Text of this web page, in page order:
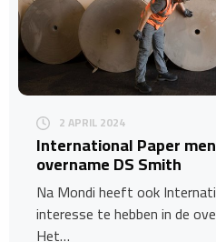
2 APRIL 2024
International Paper
overname DS Smith
Na Mondi heeft ook
interesse te hebben in de
Het…